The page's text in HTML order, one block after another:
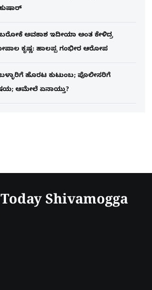
ಅವಕಾಶ ಇದೀಯಾ ಅಂತ ಕೇಳಿದ್ರ
ಕೃಷ್ಣ: ಹಾಲಪ್ಪ ಗಂಭೀರ ಆರೋಪ
ಹೊರಟ ಕುಟುಂಬ; ಪೊಲೀಸರಿಗೆ
ಆಮೇಲೆ ಏನಾಯ್ತು?
Shivamogga